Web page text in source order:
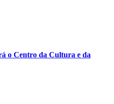
o Centro da Cultura e da